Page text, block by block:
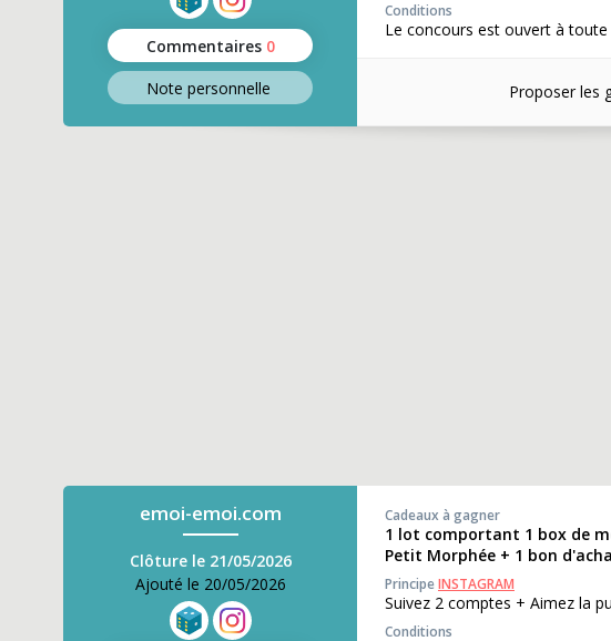
Commentaires 0
Note personnelle
Conditions
Le concours est ouvert à
Proposer les
emoi-emoi.com
Clôture le 21/05/2026
Ajouté le 20/05/2026
Cadeaux à gagner
1 lot comportant 1 box de
Petit Morphée + 1 bon
PrincipeINSTAGRAM
Suivez 2 comptes + Aimez la
Conditions